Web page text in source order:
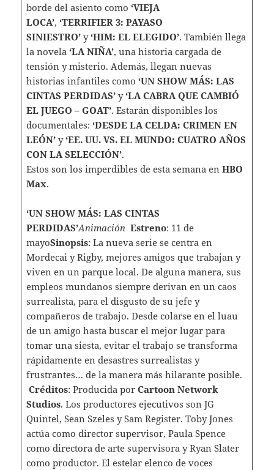
borde del asiento como ‘VIEJA
LOCA’, ‘TERRIFIER 3: PAYASO
SINIESTRO’y‘HIM: EL ELEGIDO’. También llega
la novela ‘LA NIÑA’, una historia cargada de
tensión y misterio. Además, llegan nuevas
historias infantiles como ‘UN SHOW MÁS: LAS
CINTAS PERDIDAS’y‘LA CABRA QUE CAMBIÓ
EL JUEGO – GOAT’. Estarán disponibles los
documentales: ‘DESDE LA CELDA: CRIMEN EN
LEÓN’y‘EE. UU. VS. EL MUNDO: CUATRO AÑOS
CON LA SELECCIÓN’.
Estos son los imperdibles de esta semana en HBO
Max.
‘UN SHOW MÁS: LAS CINTAS
PERDIDAS’Animación Estreno: 11 de
mayoSinopsis: La nueva serie se centra en
Mordecai y Rigby, mejores amigos que trabajan y
viven en un parque local. De alguna manera, sus
empleos mundanos siempre derivan en un caos
surrealista, para el disgusto de su jefe y
compañeros de trabajo. Desde colarse en el luau
de un amigo hasta buscar el mejor lugar para
tomar una siesta, evitar el trabajo se transforma
rápidamente en desastres surrealistas y
frustrantes… de la manera más hilarante posible.
Créditos: Producida por Cartoon Network
Studios. Los productores ejecutivos son JG
Quintel, Sean Szeles y Sam Register. Toby Jones
actúa como director supervisor, Paula Spence
como directora de arte supervisora y Ryan Slater
como productor. El estelar elenco de voces